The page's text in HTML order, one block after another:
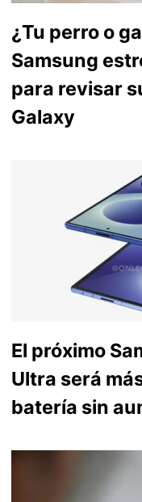
¿Tu perro o
Samsung
para revisar
Galaxy
El próximo
Ultra será
batería sin